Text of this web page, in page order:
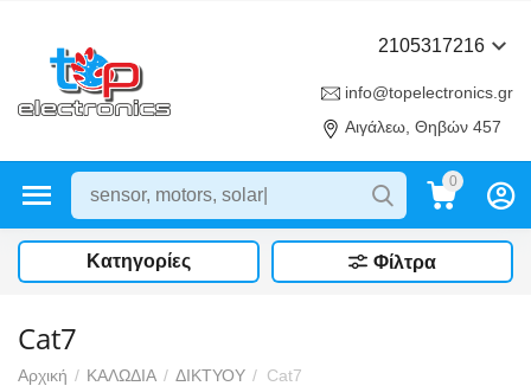
2105317216
info@topelectronics.gr
Αιγάλεω, Θηβών 457
0
Κατηγορίες Φίλτρα
Cat7
Αρχική / ΚΑΛΩΔΙΑ / ΔΙΚΤΥΟΥ / Cat7